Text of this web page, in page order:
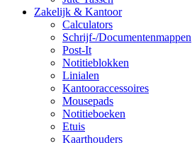
Zakelijk & Kantoor
Calculators
Schrijf-/Documentenmappen
Post-It
Notitieblokken
Linialen
Kantooraccessoires
Mousepads
Notitieboeken
Etuis
Kaarthouders